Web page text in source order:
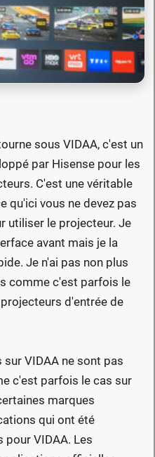
sous VIDAA, c'est un
par Hisense pour les
C'est une véritable
qu'ici vous ne devez pas
utiliser le projecteur. Je
avant mais je la
Je n'ai pas non plus
comme c'est parfois le
d'entrée de
VIDAA ne sont pas
c'est parfois le cas sur
marques
qui ont été
VIDAA. Les